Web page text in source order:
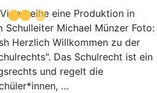
eine Produktion in
Schulleiter Michael Münzer Foto:
Herzlich Willkommen zu der
Das Schulrecht ist ein
und regelt die
…